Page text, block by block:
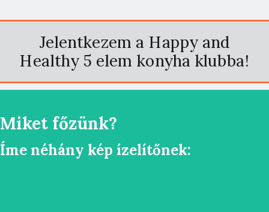
Jelentkezem a Happy and
Healthy 5 elem konyha klubba!
Miket főzünk?
Íme néhány kép ízelítőnek: